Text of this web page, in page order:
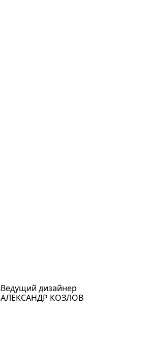
Ведущий дизайнер
АЛЕКСАНДР КОЗЛОВ